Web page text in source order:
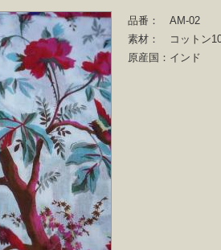
品番：
AM-02
素材：
コットン
原産国： インド